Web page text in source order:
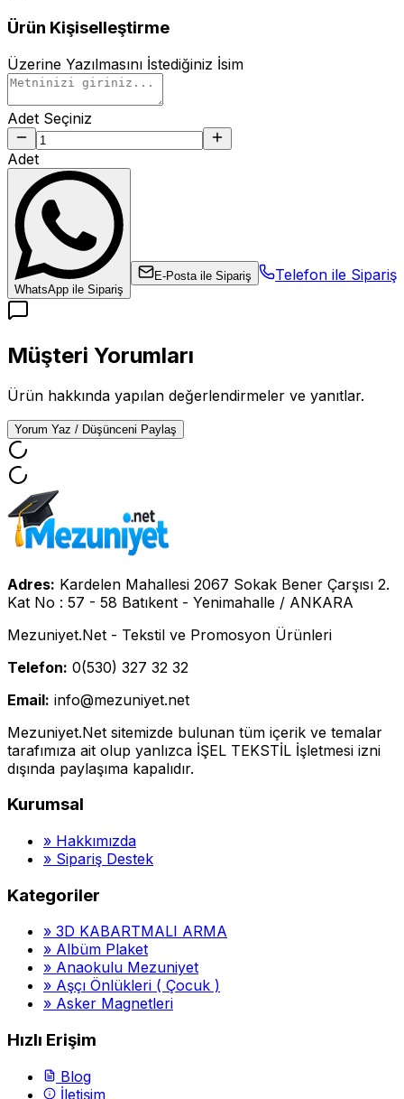
Ürün Kişiselleştirme
Üzerine Yazılmasını İstediğiniz İsim
Adet Seçiniz
Adet
WhatsApp ile Sipariş
E-Posta ile Sipariş Telefon ile Sipariş
Müşteri Yorumları
Ürün hakkında yapılan değerlendirmeler ve yanıtlar.
Yorum Yaz / Düşünceni Paylaş
Adres: Kardelen Mahallesi 2067 Sokak Bener Çarşısı 2.
Kat No : 57 - 58 Batıkent - Yenimahalle / ANKARA
Mezuniyet.Net - Tekstil ve Promosyon Ürünleri
Telefon: 0(530) 327 32 32
Email: info@mezuniyet.net
Mezuniyet.Net sitemizde bulunan tüm içerik ve temalar
tarafımıza ait olup yanlızca İŞEL TEKSTİL İşletmesi izni
dışında paylaşıma kapalıdır.
Kurumsal
» Hakkımızda
» Sipariş Destek
Kategoriler
» 3D KABARTMALI ARMA
» Albüm Plaket
» Anaokulu Mezuniyet
» Aşçı Önlükleri ( Çocuk )
» Asker Magnetleri
Hızlı Erişim
Blog
İletişim